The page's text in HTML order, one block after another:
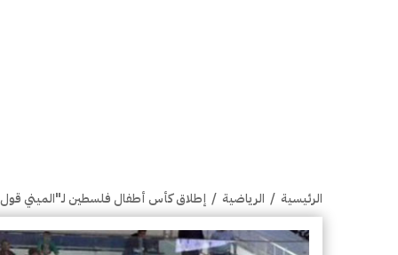
الرئيسية / الرياضية / إطلاق كأس أطفال فلسطين لـ"الميني